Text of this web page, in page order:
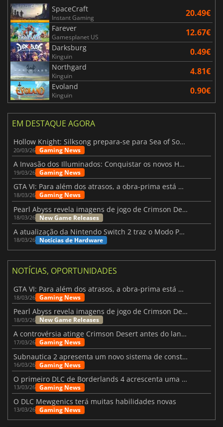
SpaceCraft
Instant Gaming 20.49€
Farever
Gamesplanet US 12.67€
Darksburg
Kinguin 0.49€
Northgard
Kinguin 4.81€
Evoland
Kinguin 0.90€
EM DESTAQUE AGORA
Hollow Knight: Silksong prepara-se para Sea of Sorrow com um patch
20/03/26 Gaming News
A Invasão dos Illuminados: Conquistar os novos Helldivers 2 Atualização!
19/03/26 Gaming News
GTA VI: Para além dos atrasos, a obra-prima está quase a chegar
18/03/26 Gaming News
Pearl Abyss revela imagens de jogo de Crimson Desert para a PS5
18/03/26 New Game Releases
A atualização da Nintendo Switch 2 traz o Modo Portátil aos jogos mais antigos da Switch
18/03/26 Notícias de Hardware
NOTÍCIAS, OPORTUNIDADES
GTA VI: Para além dos atrasos, a obra-prima está quase a chegar
18/03/26 Gaming News
Pearl Abyss revela imagens de jogo de Crimson Desert para a PS5
18/03/26 New Game Releases
A controvérsia atinge Crimson Desert antes do lançamento
17/03/26 Gaming News
Subnautica 2 apresenta um novo sistema de construção de bases
16/03/26 Gaming News
O primeiro DLC de Borderlands 4 acrescenta uma nova personagem e muito mais
13/03/26 Gaming News
O DLC Mewgenics terá muitas habilidades novas
13/03/26 Gaming News